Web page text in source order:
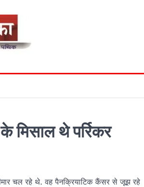
मिसाल थे पर्रिकर
चल रहे थे. वह पैनक्रियाटिक कैंसर से जूझ रहे